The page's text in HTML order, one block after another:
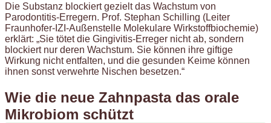
Die Substanz blockiert gezielt das Wachstum von
Parodontitis-Erregern. Prof. Stephan Schilling (Leiter
Fraunhofer-IZI-Außenstelle Molekulare Wirkstoffbiochemie)
erklärt: „Sie tötet die Gingivitis-Erreger nicht ab, sondern
blockiert nur deren Wachstum. Sie können ihre giftige
Wirkung nicht entfalten, und die gesunden Keime können
ihnen sonst verwehrte Nischen besetzen.“
Wie die neue Zahnpasta das orale
Mikrobiom schützt